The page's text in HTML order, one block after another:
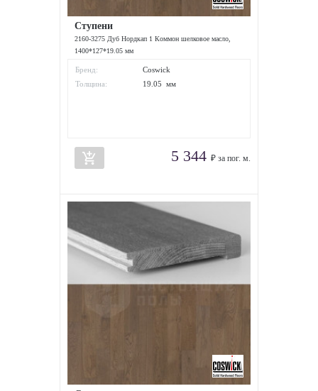
Ступени
2160-3275 Дуб Нордкап 1 Коммон шелковое масло,
1400*127*19.05 мм
Бренд:
Coswick
Толщина:
19.05 мм
add_shopping_cart 5 344 ₽ за пог. м.